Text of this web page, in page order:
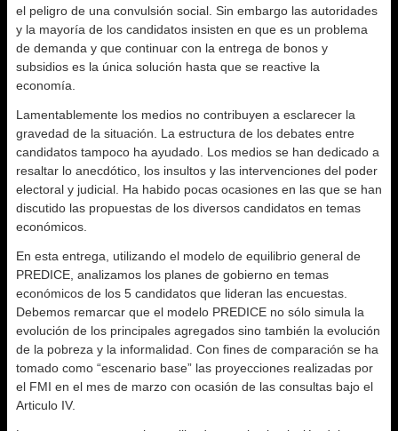
el peligro de una convulsión social. Sin embargo las autoridades
y la mayoría de los candidatos insisten en que es un problema
de demanda y que continuar con la entrega de bonos y
subsidios es la única solución hasta que se reactive la
economía.
Lamentablemente los medios no contribuyen a esclarecer la
gravedad de la situación. La estructura de los debates entre
candidatos tampoco ha ayudado. Los medios se han dedicado a
resaltar lo anecdótico, los insultos y las intervenciones del poder
electoral y judicial. Ha habido pocas ocasiones en las que se han
discutido las propuestas de los diversos candidatos en temas
económicos.
En esta entrega, utilizando el modelo de equilibrio general de
PREDICE, analizamos los planes de gobierno en temas
económicos de los 5 candidatos que lideran las encuestas.
Debemos remarcar que el modelo PREDICE no sólo simula la
evolución de los principales agregados sino también la evolución
de la pobreza y la informalidad. Con fines de comparación se ha
tomado como “escenario base” las proyecciones realizadas por
el FMI en el mes de marzo con ocasión de las consultas bajo el
Articulo IV.